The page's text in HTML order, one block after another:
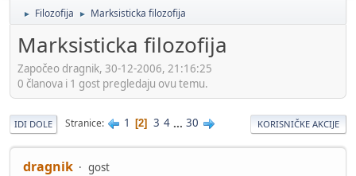
► Filozofija ► Marksisticka filozofija
Marksisticka filozofija
Započeo dragnik, 30-12-2006, 21:16:25
0 članova i 1 gost pregledaju ovu temu.
IDI DOLE Stranice 1 2 3 4 ... 30 KORISNIČKE AKCIJE
dragnik
gost